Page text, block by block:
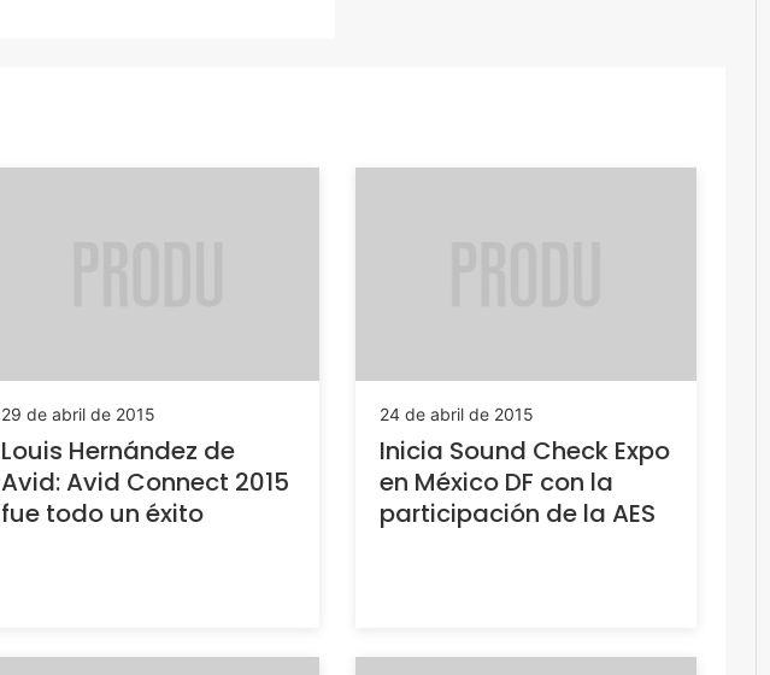
29 de abril de 2015
Louis Hernández de
Avid: Avid Connect 2015
fue todo un éxito
24 de abril de 2015
Inicia Sound Check Expo
en México DF con la
participación de la AES